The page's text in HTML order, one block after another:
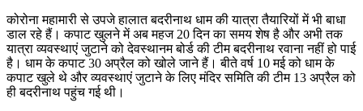
कोरोना महामारी से उपजे हालात बदरीनाथ धाम की यात्रा तैयारियों में भी बाधा
डाल रहे हैं। कपाट खुलने में अब महज 20 दिन का समय शेष है और अभी तक
यात्रा व्यवस्थाएं जुटाने को देवस्थानम बोर्ड की टीम बदरीनाथ रवाना नहीं हो पाई
है। धाम के कपाट 30 अप्रैल को खोले जाने हैं। बीते वर्ष 10 मई को धाम के
कपाट खुले थे और व्यवस्थाएं जुटाने के लिए मंदिर समिति की टीम 13 अप्रैल को
ही बदरीनाथ पहुंच गई थी।